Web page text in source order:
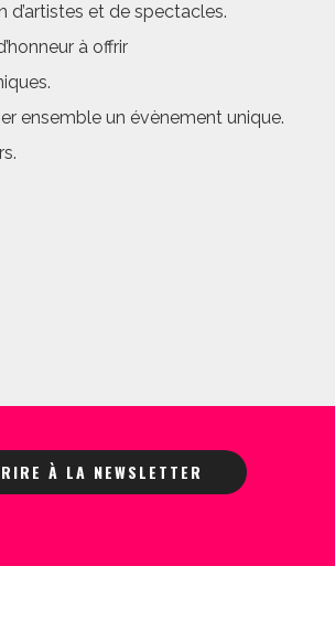
et de spectacles.
à offrir
ensemble un évènement unique.
À LA NEWSLETTER